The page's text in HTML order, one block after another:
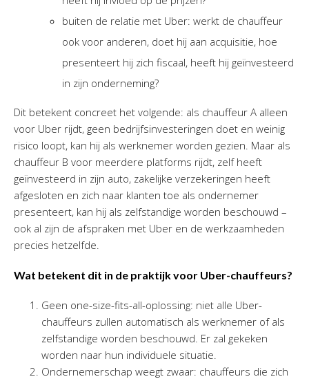
buiten de relatie met Uber: werkt de chauffeur
ook voor anderen, doet hij aan acquisitie, hoe
presenteert hij zich fiscaal, heeft hij geïnvesteerd
in zijn onderneming?
Dit betekent concreet het volgende: als chauffeur A alleen
voor Uber rijdt, geen bedrijfsinvesteringen doet en weinig
risico loopt, kan hij als werknemer worden gezien. Maar als
chauffeur B voor meerdere platforms rijdt, zelf heeft
geïnvesteerd in zijn auto, zakelijke verzekeringen heeft
afgesloten en zich naar klanten toe als ondernemer
presenteert, kan hij als zelfstandige worden beschouwd –
ook al zijn de afspraken met Uber en de werkzaamheden
precies hetzelfde.
Wat betekent dit in de praktijk voor Uber-chauffeurs?
Geen one-size-fits-all-oplossing: niet alle Uber-
chauffeurs zullen automatisch als werknemer of als
zelfstandige worden beschouwd. Er zal gekeken
worden naar hun individuele situatie.
Ondernemerschap weegt zwaar: chauffeurs die zich